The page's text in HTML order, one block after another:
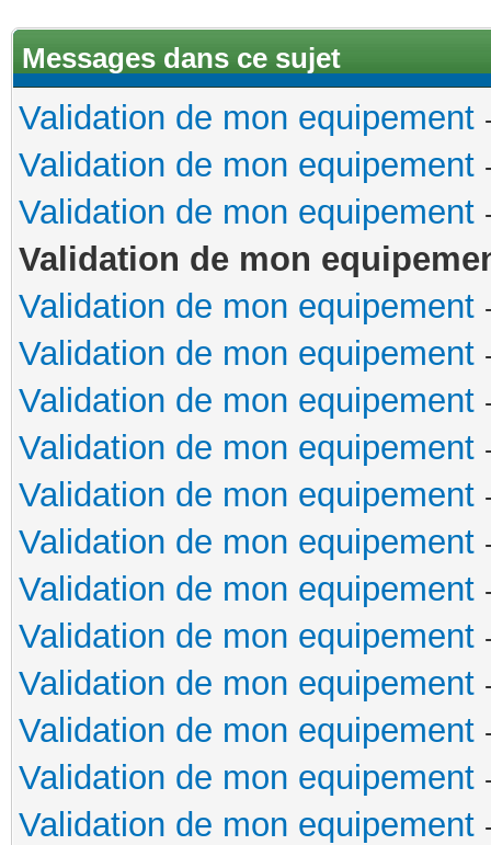
Messages dans ce sujet
Validation de mon equipement
Validation de mon equipement
Validation de mon equipement
Validation de mon
Validation de mon equipement
Validation de mon equipement
Validation de mon equipement
Validation de mon equipement
Validation de mon equipement
Validation de mon equipement
Validation de mon equipement
Validation de mon equipement
Validation de mon equipement
Validation de mon equipement
Validation de mon equipement
Validation de mon equipement